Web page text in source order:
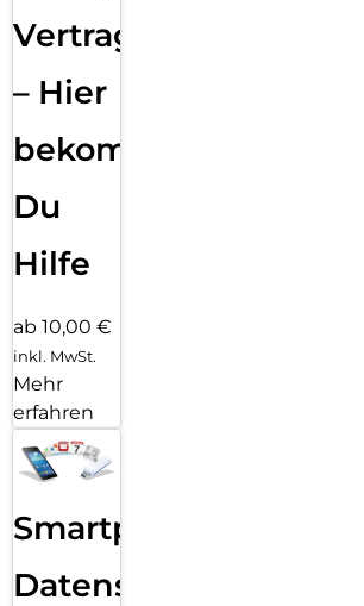
Vertragsabwicklung
– Hier
bekommst
Du
Hilfe
ab 10,00 €
inkl. MwSt.
Mehr
erfahren
Smartphone
Datensicherung